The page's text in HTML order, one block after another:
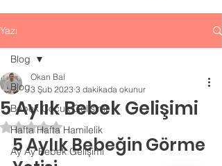
Yazı
Blog
Bebek Çocuk Gelişimi
Hafta Hafta Hamilelik
Ay Ay Bebek Gelişimi
Blog
5 Aylık Bebek Gelişimi
Okan Bal
3 Şub 2023 3 dakikada okunur
5 üzerinden NaN yıldız
5 Aylık Bebeğin Görme